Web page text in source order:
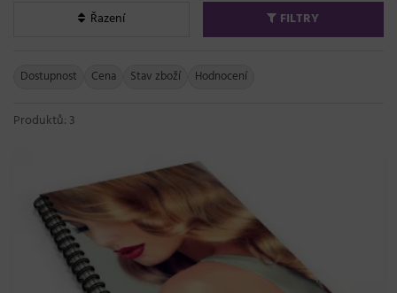
Řazení FILTRY
Dostupnost Cena Stav zboží Hodnocení
Produktů: 3